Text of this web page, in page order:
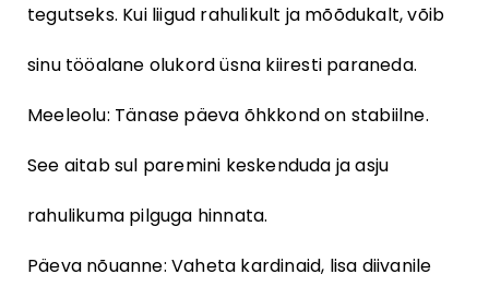
tegutseks. Kui liigud rahulikult ja mõõdukalt, võib
sinu tööalane olukord üsna kiiresti paraneda.
Meeleolu: Tänase päeva õhkkond on stabiilne.
See aitab sul paremini keskenduda ja asju
rahulikuma pilguga hinnata.
Päeva nõuanne: Vaheta kardinaid, lisa diivanile